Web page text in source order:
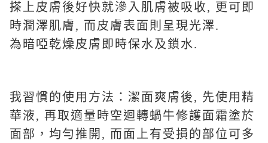
搽上皮膚後好快就滲入肌膚被吸收, 更可即
時潤澤肌膚, 而皮膚表面則呈現光澤.
為暗啞乾燥皮膚即時保水及鎖水.
我習慣的使用方法：潔面爽膚後, 先使用精
華液, 再取適量時空迴轉蝸牛修護面霜塗於
面部，均勻推開, 而面上有受損的部位可多